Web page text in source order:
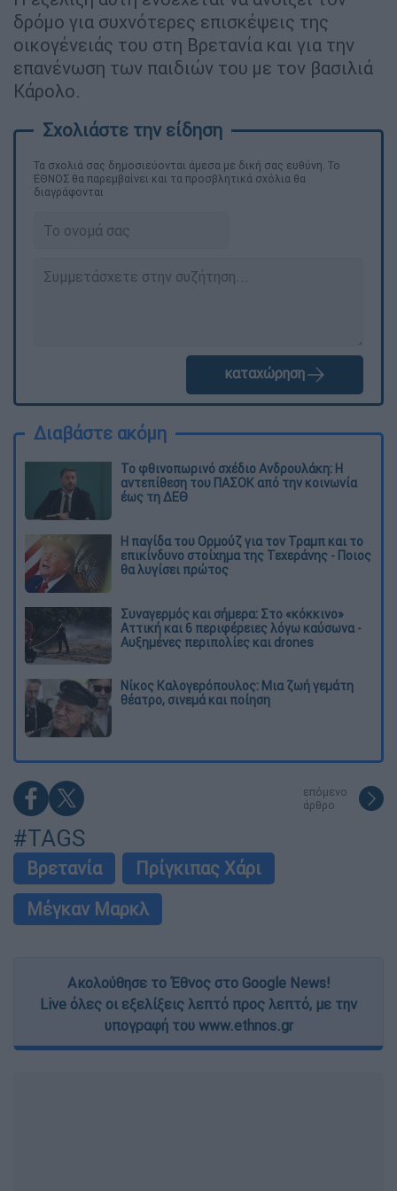
δρόμο για συχνότερες επισκέψεις της
οικογένειάς του στη Βρετανία και για την
επανένωση των παιδιών του με τον βασιλιά
Κάρολο.
Τα σχολιά σας δημοσιεύονται άμεσα με δική σας ευθύνη. Το
ΕΘΝΟΣ θα παρεμβαίνει και τα προσβλητικά σχόλια θα
διαγράφονται
καταχώρηση
Διαβάστε ακόμη
Το φθινοπωρινό σχέδιο Ανδρουλάκη: Η
αντεπίθεση του ΠΑΣΟΚ από την κοινωνία
έως τη ΔΕΘ
Η παγίδα του Ορμούζ για τον Τραμπ και το
επικίνδυνο στοίχημα της Τεχεράνης - Ποιος
θα λυγίσει πρώτος
Συναγερμός και σήμερα: Στο «κόκκινο»
Αττική και 6 περιφέρειες λόγω καύσωνα -
Αυξημένες περιπολίες και drones
Νίκος Καλογερόπουλος: Μια ζωή γεμάτη
θέατρο, σινεμά και ποίηση
επόμενο
άρθρο
#TAGS
Βρετανία
Πρίγκιπας Χάρι
Μέγκαν Μαρκλ
Ακολούθησε το Έθνος στο Google News!
Live όλες οι εξελίξεις λεπτό προς λεπτό, με την
υπογραφή του www.ethnos.gr